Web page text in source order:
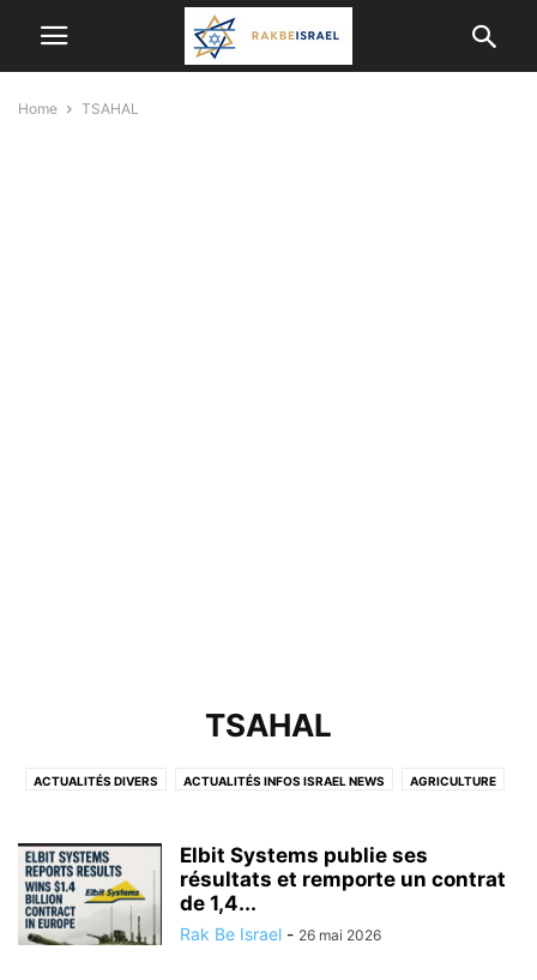
Home TSAHAL
TSAHAL
ACTUALITÉS DIVERS ACTUALITÉS INFOS ISRAEL NEWS AGRICULTURE
BONS CONSEILS POUR LES OLIM DE FRANCE
CONSEIL SANTÉ CORONAVIRUS CULTURE, DIVERTISSEMENT EN ISRAËL
CYBER-SÉCURITÉ&INFORMATIQUE
DERNIERS ÉVÉNEMENTS A NE PAS MANQUER ECOLOGIE
Elbit Systems publie ses
résultats et remporte un contrat
de 1,4...
Rak Be Israel - 26 mai 2026